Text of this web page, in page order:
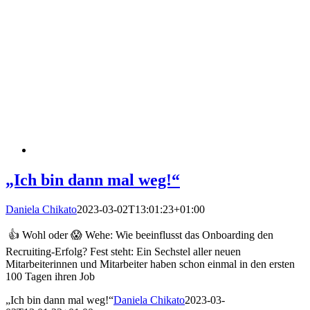
„Ich bin dann mal weg!“
Daniela Chikato2023-03-02T13:01:23+01:00
👍 Wohl oder 😱 Wehe: Wie beeinflusst das Onboarding den
Recruiting-Erfolg? Fest steht: Ein Sechstel aller neuen
Mitarbeiterinnen und Mitarbeiter haben schon einmal in den ersten
100 Tagen ihren Job
„Ich bin dann mal weg!“Daniela Chikato2023-03-